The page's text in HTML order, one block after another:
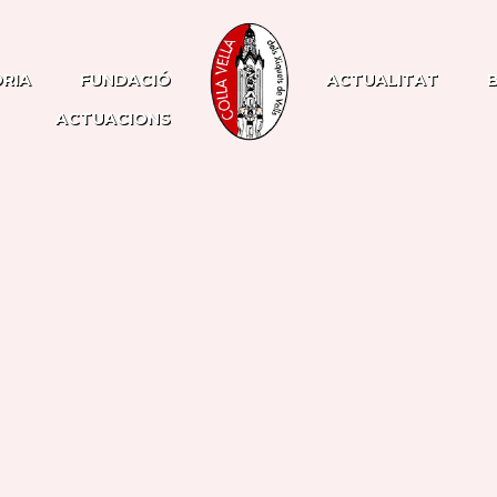
FUNDACIÓ
ACTUACIONS
ACTUALITAT